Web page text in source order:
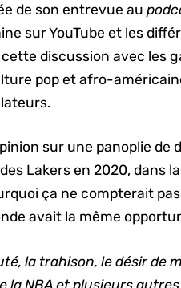
de son entrevue au
sur YouTube et les
discussion avec les
pop et afro-
sur une panoplie
Lakers en 2020, dans
ça ne compterait pas
avait la même
la trahison, le désir de
la NBA et plusieurs